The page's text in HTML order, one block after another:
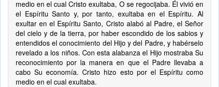
medio en el cual Cristo exultaba, O se regocijaba. Él vivió en
el Espíritu Santo y, por tanto, exultaba en el Espíritu. Al
exultar en el Espíritu Santo, Cristo alabó al Padre, el Señor
del cielo y de la tierra, por haber escondido de los sabios y
entendidos el conocimiento del Hijo y del Padre, y habérselo
revelado a los niños. Con esta alabanza el Hijo mostraba Su
reconocimiento por la manera en que el Padre llevaba a
cabo Su economía. Cristo hizo esto por el Espíritu como
medio en el cual exultaba.